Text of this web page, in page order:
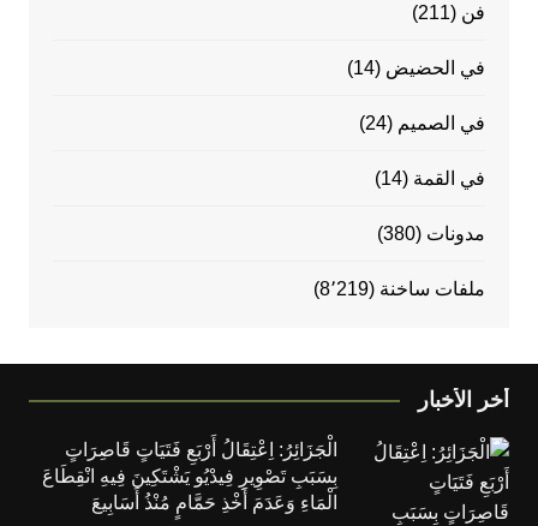
فن (211)
في الحضيض (14)
في الصميم (24)
في القمة (14)
مدونات (380)
ملفات ساخنة (8٬219)
أخر الأخبار
الْجَزَائِرُ: اِعْتِقَالُ أَرْبَعِ فَتَيَاتٍ قَاصِرَاتٍ
بِسَبَبِ تَصْوِيرِ فِيدْيُو يَشْتَكِينَ فِيهِ انْقِطَاعَ
الْمَاءِ وَعَدَمَ أَخْذِ حَمَّامٍ مُنْذُ أَسَابِيعَ